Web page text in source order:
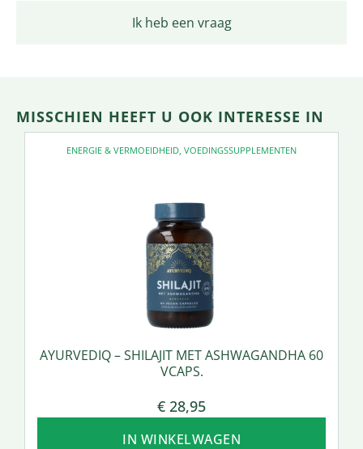
Ik heb een vraag
MISSCHIEN HEEFT U OOK INTERESSE IN
ENERGIE & VERMOEIDHEID VOEDINGSSUPPLEMENTEN
AYURVEDIQ – SHILAJIT MET ASHWAGANDHA 60
VCAPS.
€ 28,95
IN WINKELWAGEN